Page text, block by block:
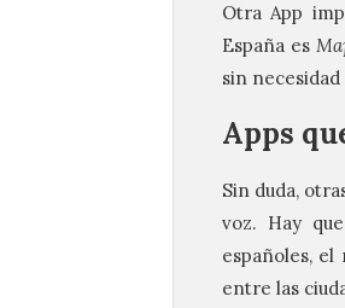
Otra App
España es
sin
Apps
Sin duda,
voz. Hay
españoles,
entre las